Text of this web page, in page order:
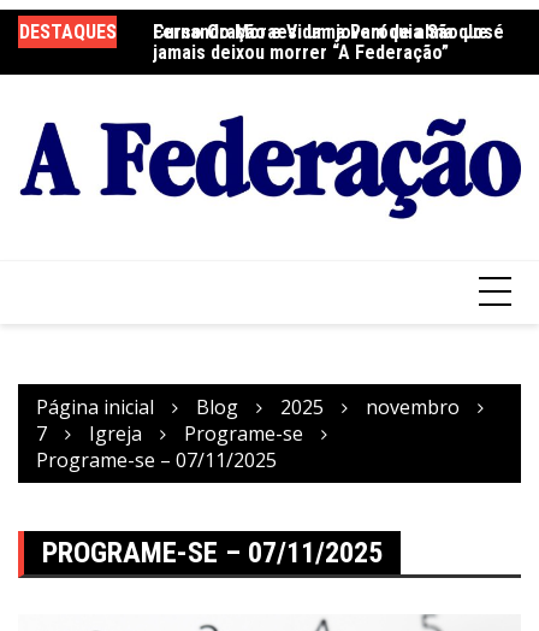
para
o
DESTAQUES
Fernando Moraes: um jovem de alma que
jamais deixou morrer “A Federação”
Curso Oração e Vida na Paróquia São José
Página inicial Blog 2025
novembro
7
Igreja
Programe-se
Programe-se – 07/11/2025
PROGRAME-SE – 07/11/2025